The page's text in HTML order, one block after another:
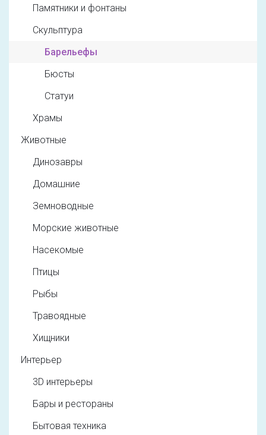
Памятники и фонтаны
Скульптура
Барельефы
Бюсты
Статуи
Храмы
Животные
Динозавры
Домашние
Земноводные
Морские животные
Насекомые
Птицы
Рыбы
Травоядные
Хищники
Интерьер
3D интерьеры
Бары и рестораны
Бытовая техника